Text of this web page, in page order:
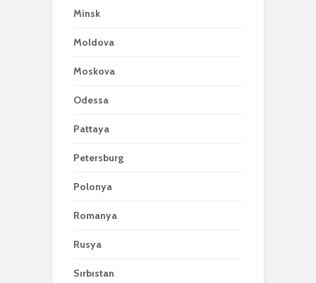
Minsk
Moldova
Moskova
Odessa
Pattaya
Petersburg
Polonya
Romanya
Rusya
Sırbıstan